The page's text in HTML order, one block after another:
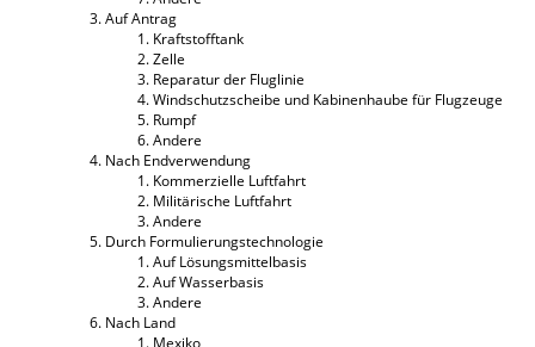
Auf Antrag
Kraftstofftank
Zelle
Reparatur der Fluglinie
Windschutzscheibe und Kabinenhaube für Flugzeuge
Rumpf
Andere
Nach Endverwendung
Kommerzielle Luftfahrt
Militärische Luftfahrt
Andere
Durch Formulierungstechnologie
Auf Lösungsmittelbasis
Auf Wasserbasis
Andere
Nach Land
Mexiko